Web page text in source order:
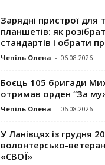
Зарядні пристрої для
планшетів: як
стандартів і обрати
Чепіль Олена - 06.08.2026
Боєць 105 бригади
отримав орден “За
Чепіль Олена - 06.08.2026
У Ланівцях із грудня
волонтерсько-
«СВОЇ»